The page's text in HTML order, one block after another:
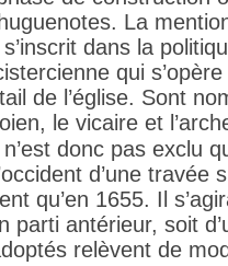
La
dans la
qui
de l’église. Sont
le vicaire et
n’est donc pas exclu
d’une travée
qu’en 1655. Il
parti antérieur, soit
relèvent de